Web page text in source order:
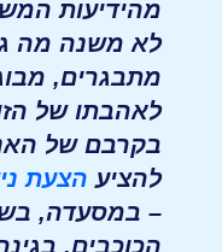
מהידיעות
לא משנה מה
מתבגרים,
לאהבתו של
בקרבם של
להציע הצעת
– במסעדה,
הכוכבים,